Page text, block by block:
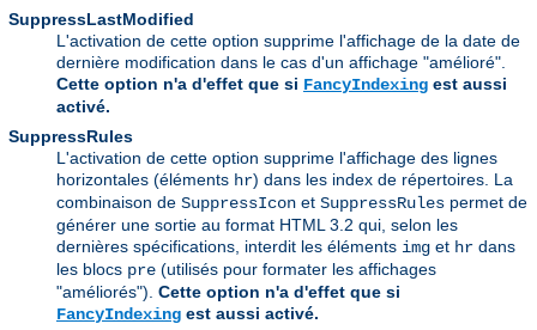
SuppressLastModified
L'activation de cette option supprime l'affichage de la date de
dernière modification dans le cas d'un affichage "amélioré".
Cette option n'a d'effet que si FancyIndexing est aussi
activé.
SuppressRules
L'activation de cette option supprime l'affichage des lignes
horizontales (éléments hr) dans les index de répertoires. La
combinaison de SuppressIcon et SuppressRules permet de
générer une sortie au format HTML 3.2 qui, selon les
dernières spécifications, interdit les éléments img et hr dans
les blocs pre (utilisés pour formater les affichages
"améliorés"). Cette option n'a d'effet que si
FancyIndexing est aussi activé.